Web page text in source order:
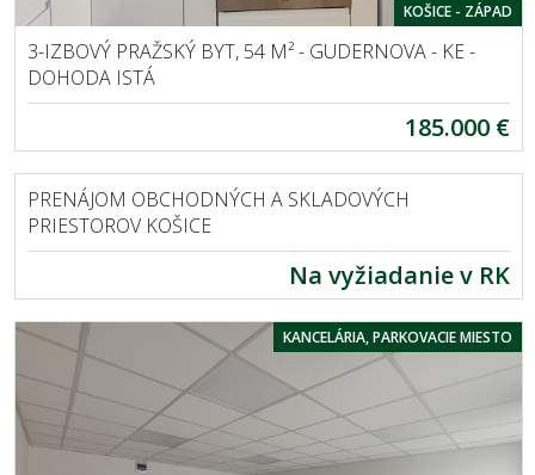
KOŠICE - ZÁPAD
3-IZBOVÝ PRAŽSKÝ BYT, 54 M² - GUDERNOVA - KE -
DOHODA ISTÁ
185.000 €
PRENÁJOM OBCHODNÝCH A SKLADOVÝCH
PRIESTOROV KOŠICE
Na vyžiadanie v RK
KANCELÁRIA, PARKOVACIE MIESTO